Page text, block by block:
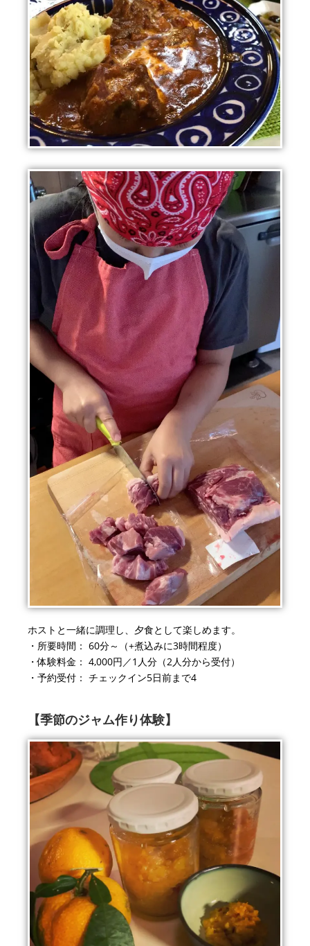
ホストと一緒に調理し、夕食として楽しめます。
・所要時間： 60分～（+煮込みに3時間程度）
・体験料金： 4,000円／1人分（2人分から受付）
・予約受付： チェックイン5日前まで4
【季節のジャム作り体験】